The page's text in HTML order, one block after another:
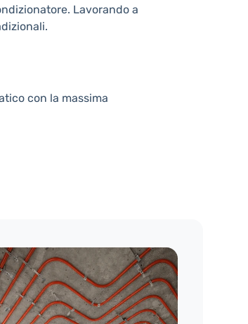
Lavorando a
con la massima